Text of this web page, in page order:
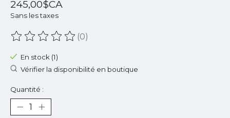
245,00$CA
Sans les taxes
Ce produit est évalué à
(0)
En stock (1)
Vérifier la disponibilité en boutique
Quantité :